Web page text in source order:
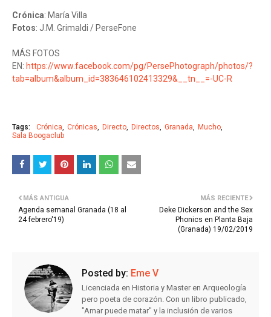
Crónica: María Villa
Fotos: J.M. Grimaldi / PerseFone
MÁS FOTOS
EN: https://www.facebook.com/pg/PersePhotograph/photos/?
tab=album&album_id=383646102413329&__tn__=-UC-R
Tags: Crónica Crónicas Directo Directos Granada
Mucho
Sala Boogaclub
MÁS RECIENTE
Deke Dickerson and the Sex
Phonics en Planta Baja
(Granada) 19/02/2019
MÁS ANTIGUA
Agenda semanal Granada (18 al
24 febrero'19)
Posted by: Eme V
Licenciada en Historia y Master en Arqueología
pero poeta de corazón. Con un libro publicado,
"Amar puede matar" y la inclusión de varios